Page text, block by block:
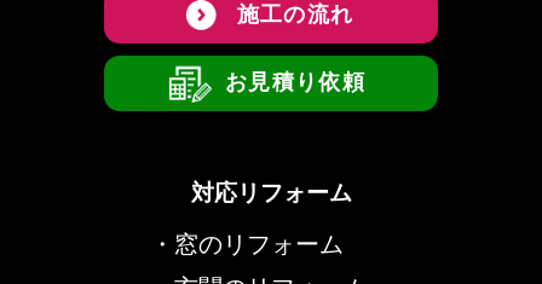
施工の流れ
お見積り依頼
対応リフォーム
・ 窓のリフォーム